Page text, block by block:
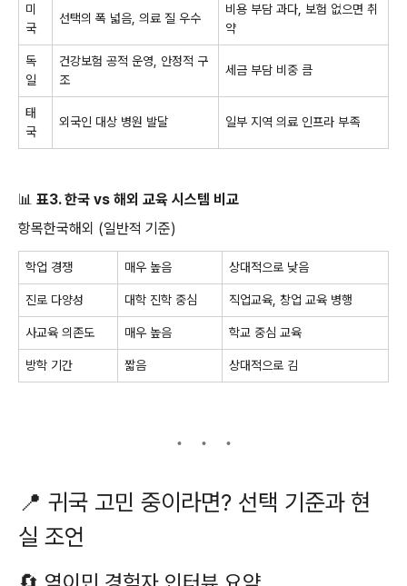
미
국
선택의 폭 넓음, 의료 질 우수
비용 부담 과다, 보험 없으면 취
약
독
일
건강보험 공적 운영, 안정적 구
조
세금 부담 비중 큼
태
국
외국인 대상 병원 발달 일부 지역 의료 인프라 부족
📊 표3. 한국 vs 해외 교육 시스템 비교
항목한국해외 (일반적 기준)
학업 경쟁 매우 높음 상대적으로 낮음
진로 다양성 대학 진학 중심 직업교육, 창업 교육 병행
사교육 의존도 매우 높음 학교 중심 교육
방학 기간 짧음 상대적으로 김
📍 귀국 고민 중이라면? 선택 기준과 현
실 조언